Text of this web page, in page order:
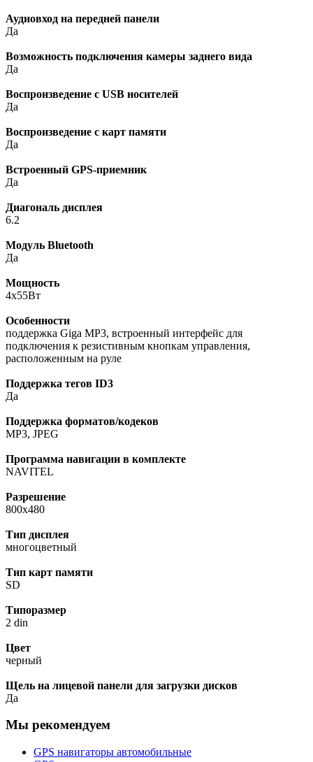
Аудиовход на передней панели
Да
Возможность подключения камеры заднего вида
Да
Воспроизведение с USB носителей
Да
Воспроизведение с карт памяти
Да
Встроенный GPS-приемник
Да
Диагональ дисплея
6.2
Модуль Bluetooth
Да
Мощность
4x55Вт
Особенности
поддержка Giga MP3, встроенный интерфейс для
подключения к резистивным кнопкам управления,
расположенным на руле
Поддержка тегов ID3
Да
Поддержка форматов/кодеков
MP3, JPEG
Программа навигации в комплекте
NAVITEL
Разрешение
800x480
Тип дисплея
многоцветный
Тип карт памяти
SD
Типоразмер
2 din
Цвет
черный
Щель на лицевой панели для загрузки дисков
Да
Мы рекомендуем
GPS навигаторы автомобильные